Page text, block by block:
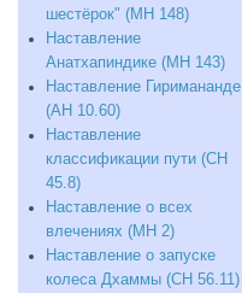
шестёрок" (МН 148)
Наставление
Анатхапиндике (МН 143)
Наставление Гиримананде
(АН 10.60)
Наставление
классификации пути (СН
45.8)
Наставление о всех
влечениях (МН 2)
Наставление о запуске
колеса Дхаммы (СН 56.11)